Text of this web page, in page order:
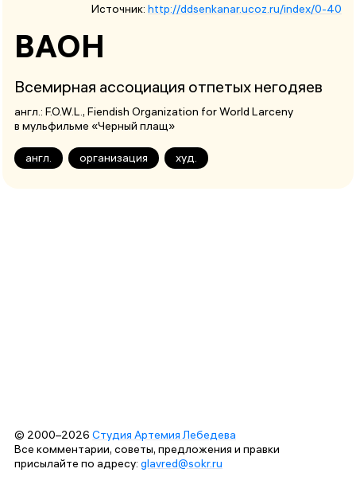
Источник: http://ddsenkanar.ucoz.ru/index/0-40
ВАОН
Всемирная ассоциация отпетых негодяев
англ.: F.O.W.L., Fiendish Organization for World Larceny
в мульфильме «Черный плащ»
англ. организация худ.
© 2000–2026 Студия Артемия Лебедева
Все комментарии, советы, предложения и правки
присылайте по адресу: glavred@sokr.ru